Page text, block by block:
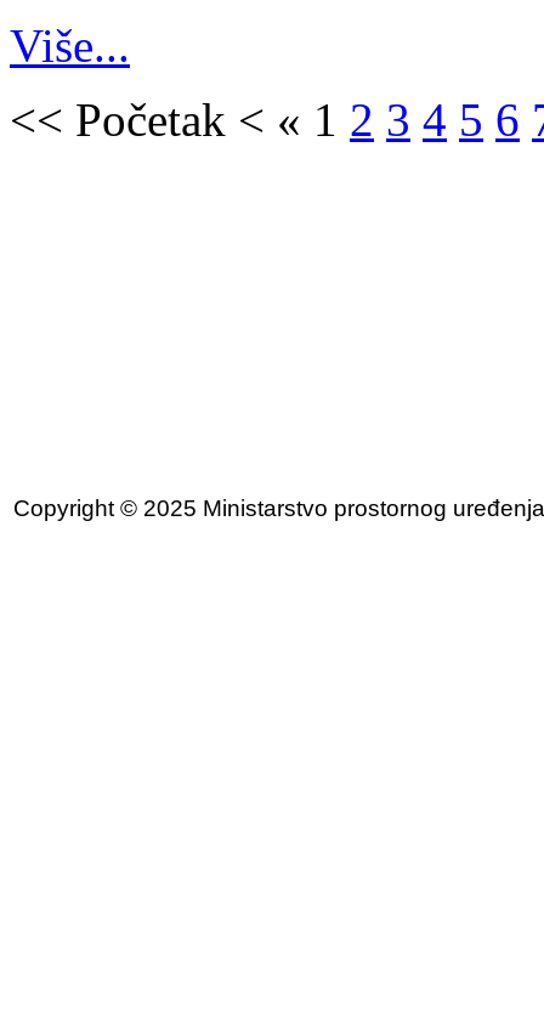
Više...
<< Početak < « 1 2 3 4 5 6
Copyright © 2025 Ministarstvo prostornog